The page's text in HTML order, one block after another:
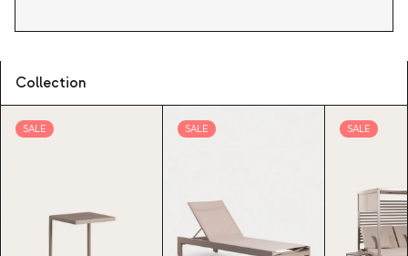
Collection
SALE SALE SALE